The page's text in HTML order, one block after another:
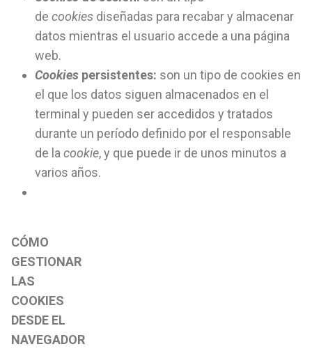
de cookies diseñadas para recabar y almacenar
datos mientras el usuario accede a una página
web.
Cookies persistentes: son un tipo de cookies en
el que los datos siguen almacenados en el
terminal y pueden ser accedidos y tratados
durante un período definido por el responsable
de la cookie, y que puede ir de unos minutos a
varios años.
CÓMO
GESTIONAR
LAS
COOKIES
DESDE EL
NAVEGADOR